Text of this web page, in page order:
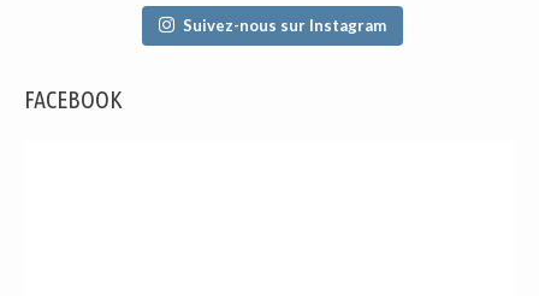
Suivez-nous sur Instagram
FACEBOOK